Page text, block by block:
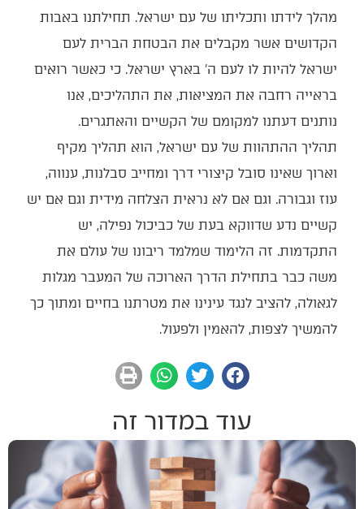
מהלך לידתו ותכליתו של עם ישראל. תחילתנו באבות
הקדושים אשר מקבלים את הבטחת הברית לעם
ישראל להיות לו לעם ה' בארץ ישראל. כי כאשר רואים
בראייה רחבה את המציאות, את התהליכים, אנו
נותנים דעתנו למקומם של הקשיים והאתגרים.
תהליך ההתהוות של עם ישראל, הוא תהליך מקיף
וארוך שאינו סובל קיצורי דרך ומחייב סבלנות, ענווה,
עוז וגבורה. וגם אם לא נראית הצלחה מידית וגם אם יש
קשיים נדע שדווקא בעת של כביכול נפילה, יש
התקדמות. זה הלימוד שמלמד ריבונו של עולם את
משה כבר בתחילת הדרך הארוכה של המעבר מגלות
לגאולה, להציב לנגד עינינו את מטרתנו בחיים ומתוך כך
להמשיך לצפות, להאמין ולפעול.
עוד במדור זה